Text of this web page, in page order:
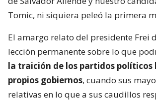
Tomic, ni siquiera peleó la primera
El amargo relato del presidente Frei
lección permanente sobre lo que
la traición de los partidos políticos
propios gobiernos, cuando sus
relativas en lo que a sus caudillos